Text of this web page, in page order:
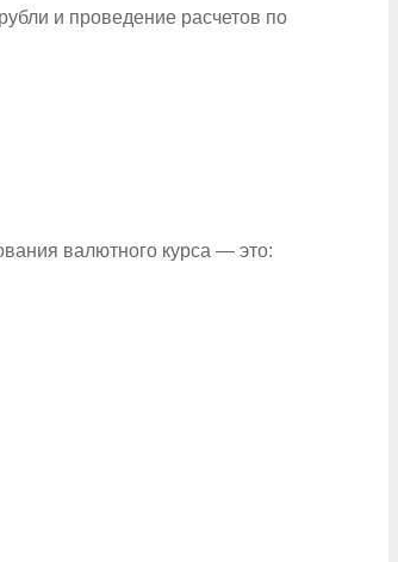
и проведение расчетов по
валютного курса — это: